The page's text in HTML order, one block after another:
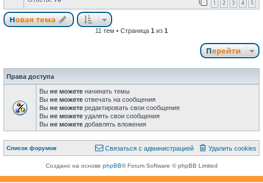
1 2 3 4 5
Новая тема
Новая тема
11 тем • Страница 1 из 1
Перейти
Права доступа
Вы не можете начинать темы
Вы не можете отвечать на сообщения
Вы не можете редактировать свои сообщения
Вы не можете удалять свои сообщения
Вы не можете добавлять вложения
Список форумов Удалить cookies
Связаться с
Связаться с администрацией
Создано на основе phpBB® Forum Software © phpBB Limited